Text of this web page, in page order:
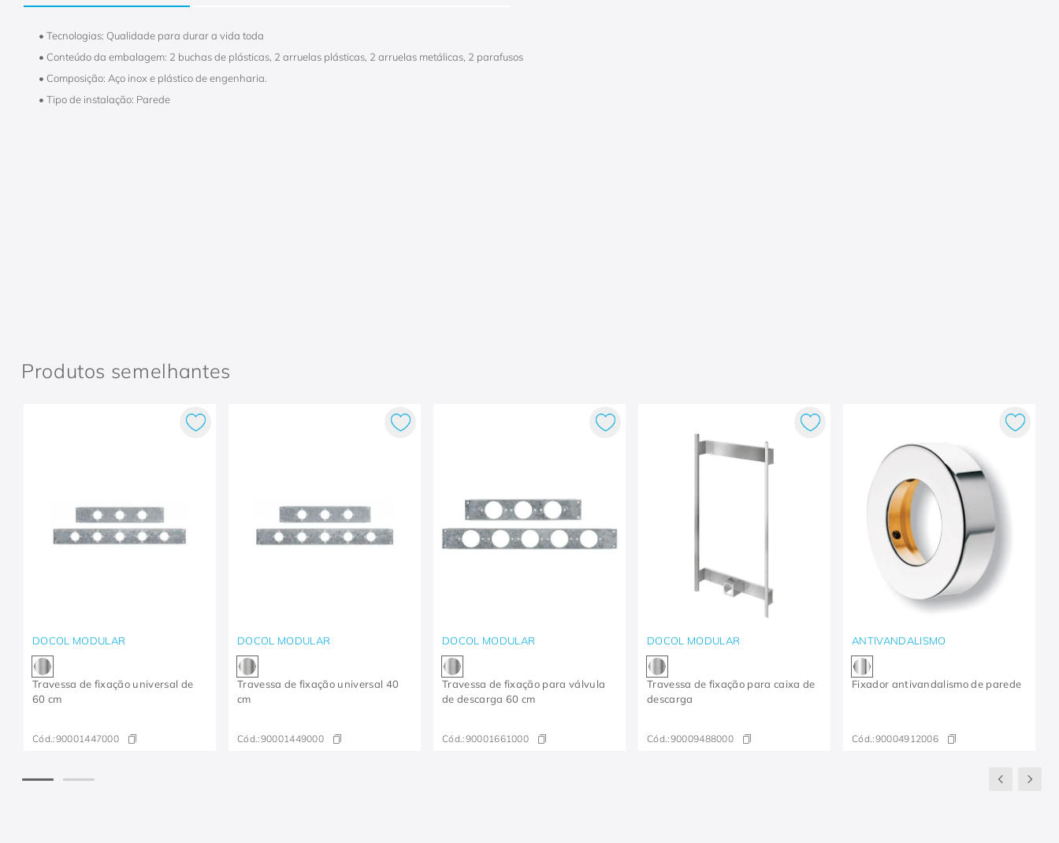
• Tecnologias: Qualidade para durar a vida toda
• Conteúdo da embalagem: 2 buchas de plásticas, 2 arruelas plásticas, 2 arruelas metálicas, 2 parafusos
• Composição: Aço inox e plástico de engenharia.
• Tipo de instalação: Parede
Produtos semelhantes
DOCOL MODULAR
Travessa de fixação universal de
60 cm
Cód.:90001447000
DOCOL MODULAR
Travessa de fixação universal 40
cm
Cód.:90001449000
DOCOL MODULAR
Travessa de fixação para válvula
de descarga 60 cm
Cód.:90001661000
DOCOL MODULAR
Travessa de fixação para caixa de
descarga
Cód.:90009488000
ANTIVANDALISMO
Fixador antivandalismo de parede
Cód.:90004912006